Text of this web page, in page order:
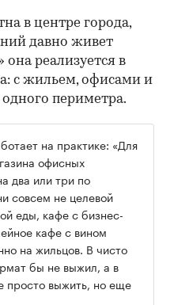
в центре города,
давно живет
реализуется в
с жильем, офисами и
периметра.
на практике: «Для
офисных
два или три по
совсем не целевой
еды, кафе с бизнес-
кафе с вином
на жильцов. В чисто
бы не выжил, а в
просто выжить, но еще